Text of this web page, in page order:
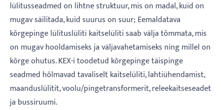
lülitusseadmed on lihtne struktuur, mis on madal, kuid on
mugav säilitada, kuid suurus on suur; Eemaldatava
kõrgepinge lülituslüliti kaitselüliti saab välja tõmmata, mis
on mugav hooldamiseks ja väljavahetamiseks ning millel on
kõrge ohutus. KEX-i toodetud kõrgepinge täispinge
seadmed hõlmavad tavaliselt kaitselüliti, lahtiühendamist,
maanduslülitit, voolu/pingetransformerit, releekaitseseadet
ja bussiruumi.